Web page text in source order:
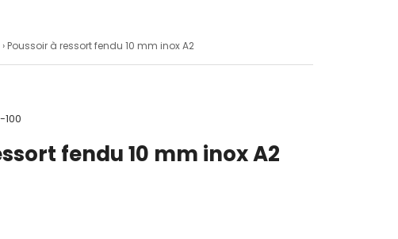
› Poussoir à ressort fendu 10 mm inox A2
100
fendu 10 mm inox A2